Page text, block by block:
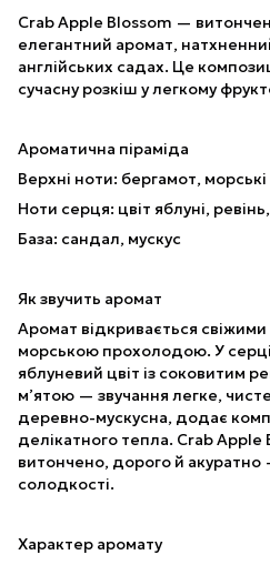
Crab Apple Blossom —
елегантний аромат,
англійських садах. Це
сучасну розкіш у легкому
Ароматична піраміда
Верхні ноти: бергамот,
Ноти серця: цвіт яблуні,
База: сандал, мускус
Як звучить аромат
Аромат відкривається
морською прохолодою. У
яблуневий цвіт із соковитим
м’ятою — звучання легке,
деревно-мускусна, додає
делікатного тепла. Crab Apple
витончено, дорого й акуратно
солодкості.
Характер аромату